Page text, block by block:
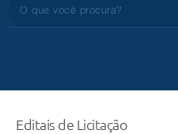
O que você procura?
Editais de Licitação